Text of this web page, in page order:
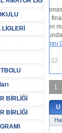
BİRLİĞİ
BİRLİĞİ
Bursa Grup
son 4
1
U